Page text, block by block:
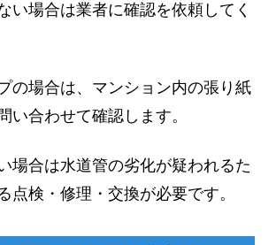
い場合は業者に確認を依頼してく
の場合は、マンション内の張り紙
い合わせて確認します。
場合は水道管の劣化が疑われるた
点検・修理・交換が必要です。